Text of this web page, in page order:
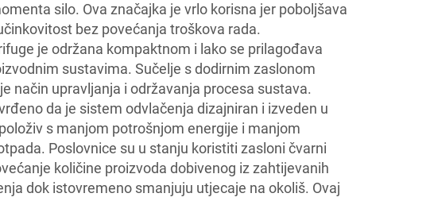
silo. Ova značajka je vrlo korisna jer poboljšava
bez povećanja troškova rada.
je održana kompaktnom i lako se prilagođava
sustavima. Sučelje s dodirnim zaslonom
način upravljanja i održavanja procesa sustava.
da je sistem odvlačenja dizajniran i izveden u
s manjom potrošnjom energije i manjom
Poslovnice su u stanju koristiti zasloni čvarni
količine proizvoda dobivenog iz zahtijevanih
dok istovremeno smanjuju utjecaje na okoliš. Ovaj